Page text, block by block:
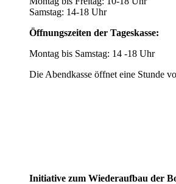
Samstag: 14-18 Uhr
Öffnungszeiten der Tageskasse:
Montag bis Samstag: 14 -18 Uhr
Die Abendkasse öffnet eine Stunde
Initiative zum Wiederaufbau der